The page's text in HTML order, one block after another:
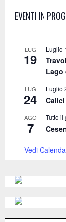
o
EVENTI IN
LUG
19
Luglio
Lago
LUG
24
Luglio
Calici
AGO
7
Tutto il
Vedi